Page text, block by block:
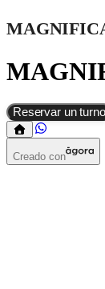
Reservar un turno
Creado con